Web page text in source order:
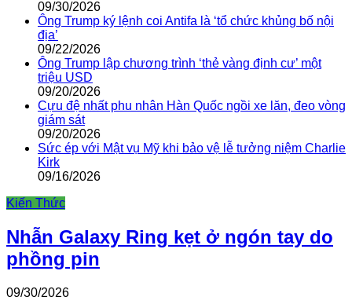
09/30/2026
Ông Trump ký lệnh coi Antifa là ‘tổ chức khủng bố nội
địa’
09/22/2026
Ông Trump lập chương trình ‘thẻ vàng định cư’ một
triệu USD
09/20/2026
Cựu đệ nhất phu nhân Hàn Quốc ngồi xe lăn, đeo vòng
giám sát
09/20/2026
Sức ép với Mật vụ Mỹ khi bảo vệ lễ tưởng niệm Charlie
Kirk
09/16/2026
Kiến Thức
Nhẫn Galaxy Ring kẹt ở ngón tay do
phồng pin
09/30/2026